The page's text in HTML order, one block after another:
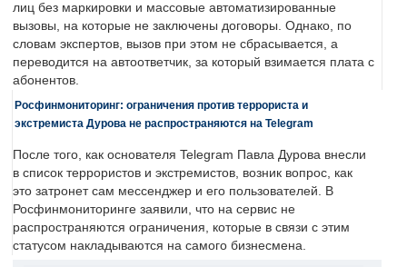
лиц без маркировки и массовые автоматизированные
вызовы, на которые не заключены договоры. Однако, по
словам экспертов, вызов при этом не сбрасывается, а
переводится на автоответчик, за который взимается плата с
абонентов.
Росфинмониторинг: ограничения против террориста и
экстремиста Дурова не распространяются на Telegram
После того, как основателя Telegram Павла Дурова внесли
в список террористов и экстремистов, возник вопрос, как
это затронет сам мессенджер и его пользователей. В
Росфинмониторинге заявили, что на сервис не
распространяются ограничения, которые в связи с этим
статусом накладываются на самого бизнесмена.